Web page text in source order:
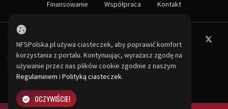
NFSPolska.pl używa ciasteczek, aby poprawić komfort
korzystania z portalu. Kontynuując, wyrażasz zgodę na
używanie przez nas plików cookie zgodnie z naszym
Regulaminem i Polityką ciasteczek.
OCZYWIŚCIE!
Finansowanie Współpraca Kontakt
Powered by PHP-Fusion.
Copyright © 2026PHP-
FusionInc
Released as free software
without warranties under
GNU Affero GPLv3.